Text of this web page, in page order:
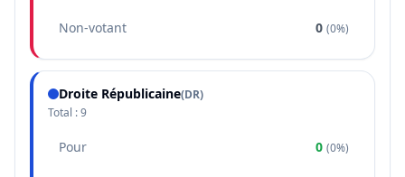
Non-votant 0 (0%)
Droite Républicaine(DR)
Total :9
Pour 0 (0%)